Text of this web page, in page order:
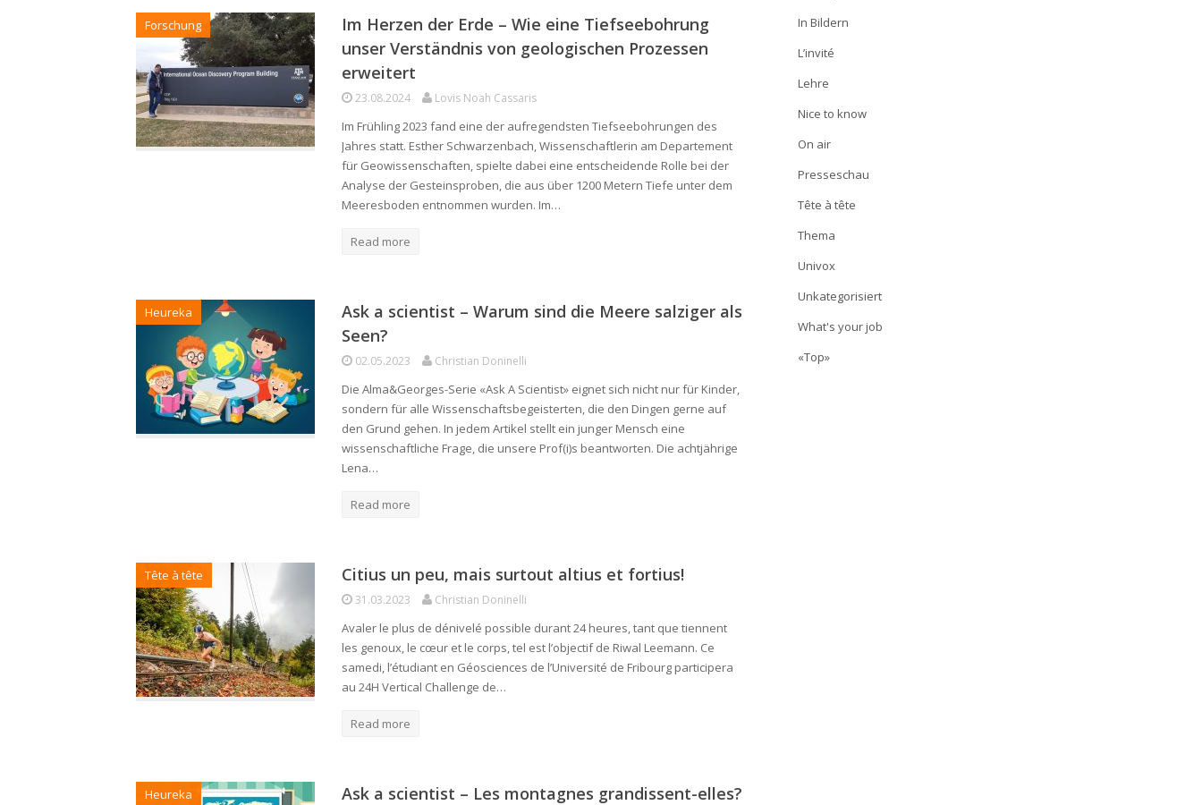
Forschung
Im Herzen der Erde – Wie eine Tiefseebohrung
unser Verständnis von geologischen Prozessen
erweitert
23.08.2024 Lovis Noah Cassaris
Im Frühling 2023 fand eine der aufregendsten Tiefseebohrungen des
Jahres statt. Esther Schwarzenbach, Wissenschaftlerin am Departement
für Geowissenschaften, spielte dabei eine entscheidende Rolle bei der
Analyse der Gesteinsproben, die aus über 1200 Metern Tiefe unter dem
Meeresboden entnommen wurden. Im…
Read more
Heureka
Ask a scientist – Warum sind die Meere salziger als
Seen?
02.05.2023 Christian Doninelli
Die Alma&Georges-Serie «Ask A Scientist» eignet sich nicht nur für Kinder,
sondern für alle Wissenschaftsbegeisterten, die den Dingen gerne auf
den Grund gehen. In jedem Artikel stellt ein junger Mensch eine
wissenschaftliche Frage, die unsere Prof(i)s beantworten. Die achtjährige
Lena…
Read more
Tête à tête Citius un peu, mais surtout altius et fortius!
31.03.2023 Christian Doninelli
Avaler le plus de dénivelé possible durant 24 heures, tant que tiennent
les genoux, le cœur et le corps, tel est l’objectif de Riwal Leemann. Ce
samedi, l’étudiant en Géosciences de l’Université de Fribourg participera
au 24H Vertical Challenge de…
Read more
Heureka Ask a scientist – Les montagnes grandissent-elles?
In Bildern
L’invité
Lehre
Nice to know
On air
Presseschau
Tête à tête
Thema
Univox
Unkategorisiert
What's your job
«Top»